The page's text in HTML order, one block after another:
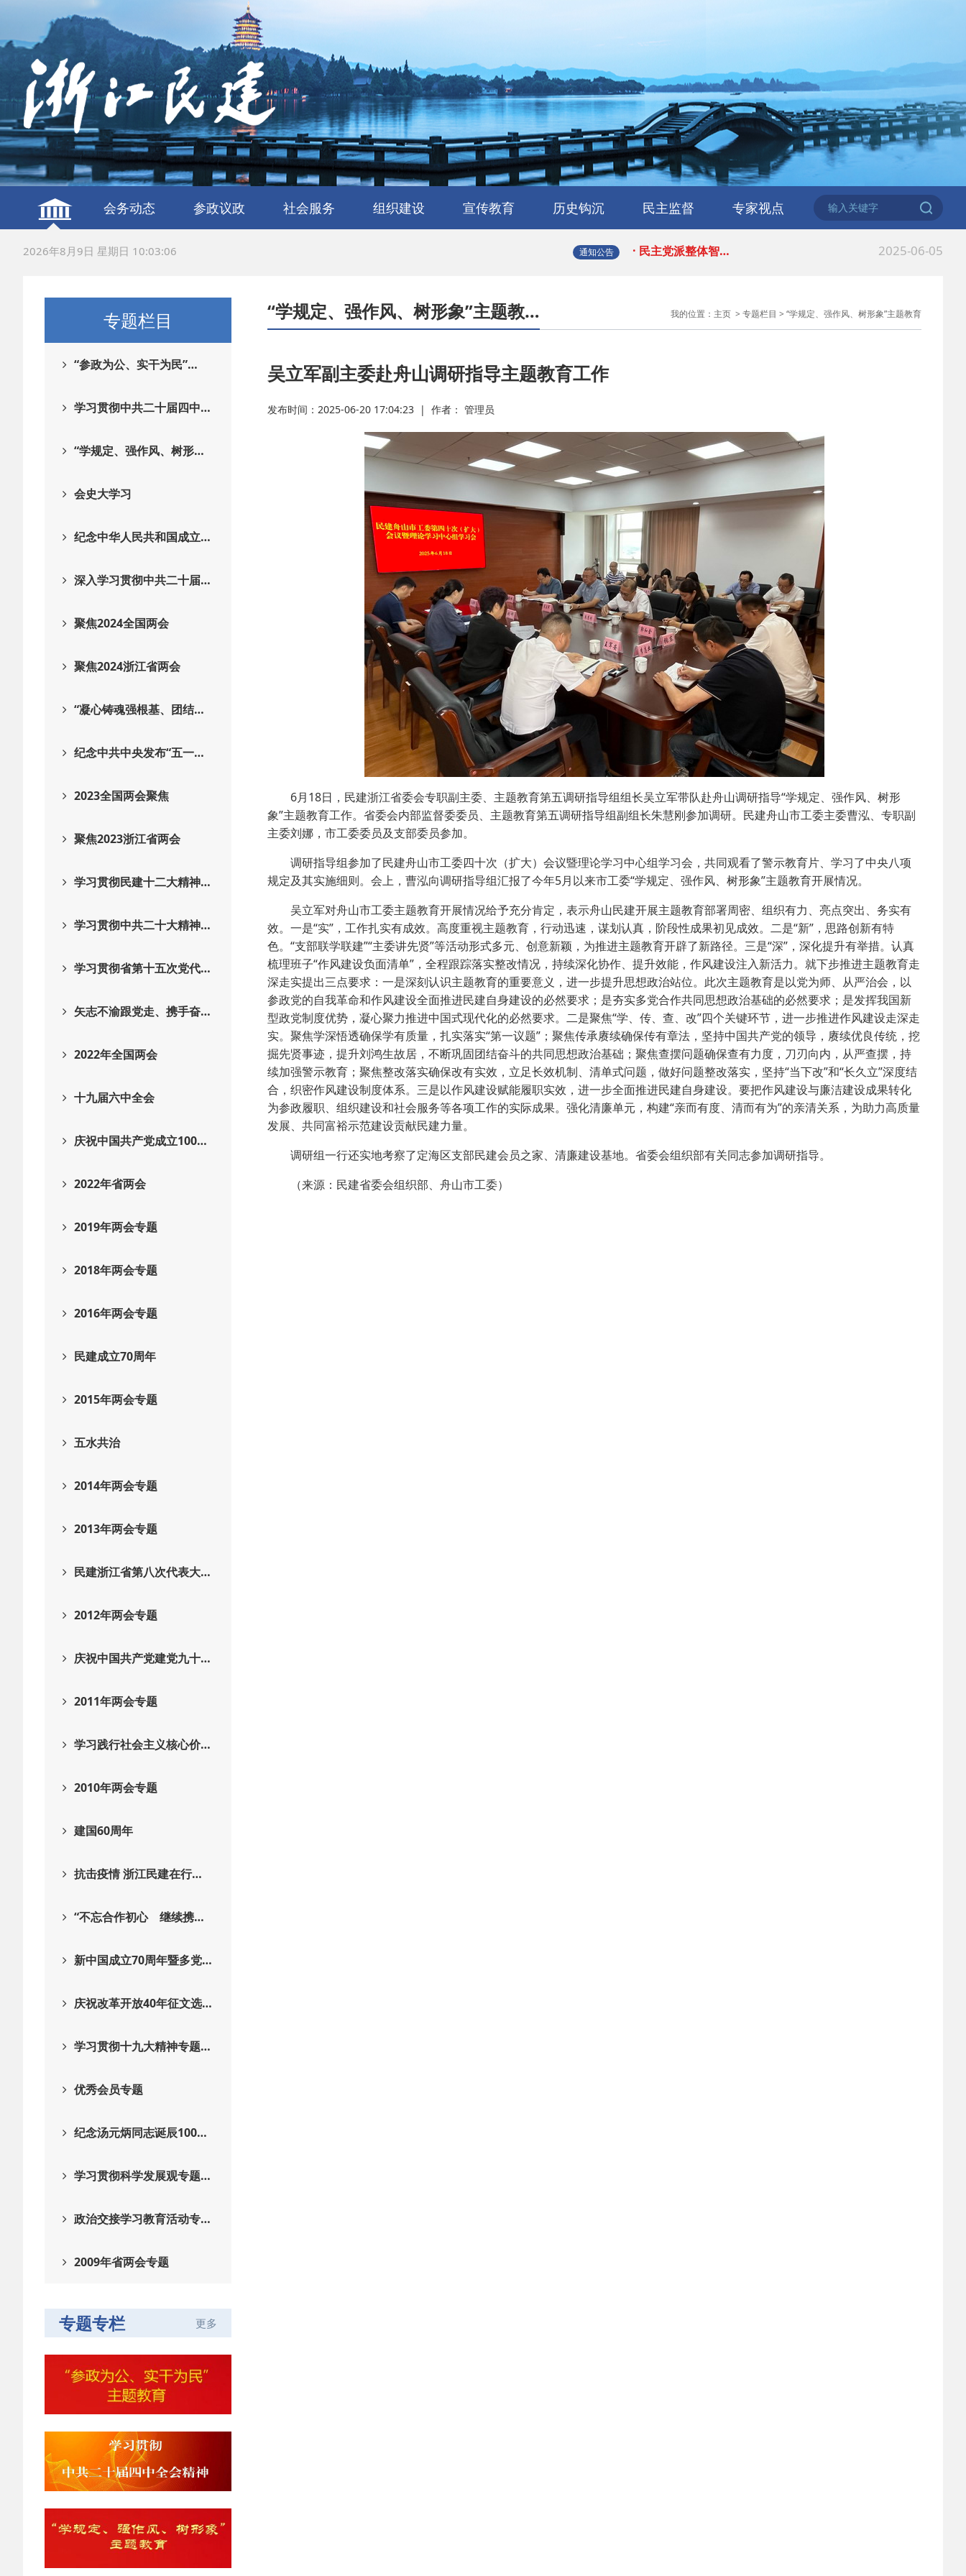
会务动态 参政议政 社会服务 组织建设 宣传教育 历史钩沉
浙江民建简史
人物传略
史海撷珠
浙江民建大事记
历史图库
民主监督 专家视点
2026年8月9日 星期日 10:03:07 通知公告
· 民建北仑六支部… 2026-06-18
· 中国民主建国会… 2026-02-25
· 中国民主建国会… 2025-08-28
· 民主党派整体智… 2025-06-05
· 民建北仑六支部…
· 中国民主建国会…
· 中国民主建国会…
· 民主党派整体智…
· 民建省委会民主…
· 中国民主建国会…
· 中国民主建国会…
· 中国民主建国会…
专题栏目
“参政为公、实干为民”…
学习贯彻中共二十届四中…
“学规定、强作风、树形…
会史大学习
纪念中华人民共和国成立…
深入学习贯彻中共二十届…
聚焦2024全国两会
聚焦2024浙江省两会
“凝心铸魂强根基、团结…
纪念中共中央发布“五一…
2023全国两会聚焦
聚焦2023浙江省两会
学习贯彻民建十二大精神…
学习贯彻中共二十大精神…
学习贯彻省第十五次党代…
矢志不渝跟党走、携手奋…
2022年全国两会
十九届六中全会
庆祝中国共产党成立100…
2022年省两会
2019年两会专题
2018年两会专题
2016年两会专题
民建成立70周年
2015年两会专题
五水共治
2014年两会专题
2013年两会专题
民建浙江省第八次代表大…
2012年两会专题
庆祝中国共产党建党九十…
2011年两会专题
学习践行社会主义核心价…
2010年两会专题
建国60周年
抗击疫情 浙江民建在行…
“不忘合作初心 继续携…
新中国成立70周年暨多党…
庆祝改革开放40年征文选…
学习贯彻十九大精神专题…
优秀会员专题
纪念汤元炳同志诞辰100…
学习贯彻科学发展观专题…
政治交接学习教育活动专…
2009年省两会专题
专题专栏 更多
“学规定、强作风、树形象”主题教… 我的位置： 主页 > 专题栏目 > “学规定、强作风、树形象”主题教育
吴立军副主委赴舟山调研指导主题教育工作
发布时间：2025-06-20 17:04:23 | 作者： 管理员
6月18日，民建浙江省委会专职副主委、主题教育第五调研指导组组长吴立军带队赴舟山调研指导“学规定、强作风、树形
象”主题教育工作。省委会内部监督委委员、主题教育第五调研指导组副组长朱慧刚参加调研。民建舟山市工委主委曹泓、专职副
主委刘娜，市工委委员及支部委员参加。
调研指导组参加了民建舟山市工委四十次（扩大）会议暨理论学习中心组学习会，共同观看了警示教育片、学习了中央八项
规定及其实施细则。会上，曹泓向调研指导组汇报了今年5月以来市工委“学规定、强作风、树形象”主题教育开展情况。
吴立军对舟山市工委主题教育开展情况给予充分肯定，表示舟山民建开展主题教育部署周密、组织有力、亮点突出、务实有
效。一是“实”，工作扎实有成效。高度重视主题教育，行动迅速，谋划认真，阶段性成果初见成效。二是“新”，思路创新有特
色。“支部联学联建”“主委讲先贤”等活动形式多元、创意新颖，为推进主题教育开辟了新路径。三是“深”，深化提升有举措。认真
梳理班子“作风建设负面清单”，全程跟踪落实整改情况，持续深化协作、提升效能，作风建设注入新活力。就下步推进主题教育走
深走实提出三点要求：一是深刻认识主题教育的重要意义，进一步提升思想政治站位。此次主题教育是以党为师、从严治会，以
参政党的自我革命和作风建设全面推进民建自身建设的必然要求；是夯实多党合作共同思想政治基础的必然要求；是发挥我国新
型政党制度优势，凝心聚力推进中国式现代化的必然要求。二是聚焦“学、传、查、改”四个关键环节，进一步推进作风建设走深走
实。聚焦学深悟透确保学有质量，扎实落实“第一议题”；聚焦传承赓续确保传有章法，坚持中国共产党的领导，赓续优良传统，挖
掘先贤事迹，提升刘鸿生故居，不断巩固团结奋斗的共同思想政治基础；聚焦查摆问题确保查有力度，刀刃向内，从严查摆，持
续加强警示教育；聚焦整改落实确保改有实效，立足长效机制、清单式问题，做好问题整改落实，坚持“当下改”和“长久立”深度结
合，织密作风建设制度体系。三是以作风建设赋能履职实效，进一步全面推进民建自身建设。要把作风建设与廉洁建设成果转化
为参政履职、组织建设和社会服务等各项工作的实际成果。强化清廉单元，构建“亲而有度、清而有为”的亲清关系，为助力高质量
发展、共同富裕示范建设贡献民建力量。
调研组一行还实地考察了定海区支部民建会员之家、清廉建设基地。省委会组织部有关同志参加调研指导。
（来源：民建省委会组织部、舟山市工委）